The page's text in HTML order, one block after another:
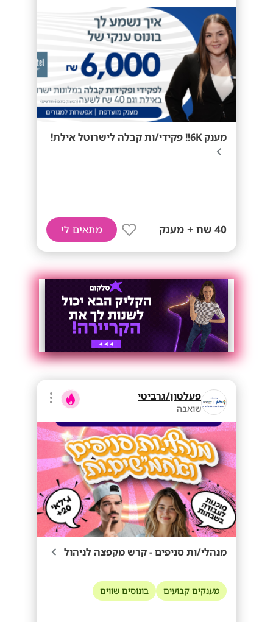
מענק 6K!! פקידי/ות קבלה לישרוטל אילת!
40 שח + מענק מתאים לי
פעלטון/גרביטי
שואבה
מנהלי/ות סניפים - קרש מקפצה לניהול
מענקים קבועים בונוסים שווים